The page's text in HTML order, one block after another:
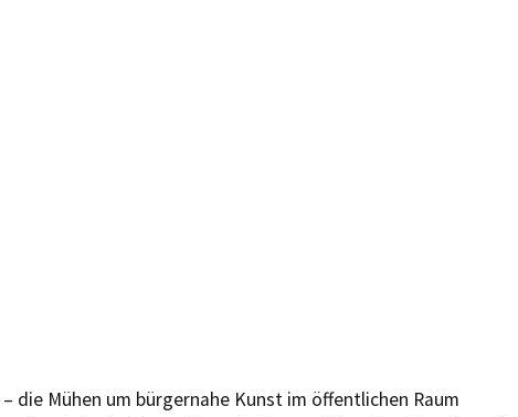
– die Mühen um bürgernahe Kunst im öffentlichen Raum